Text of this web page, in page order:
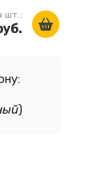
шт.:
)